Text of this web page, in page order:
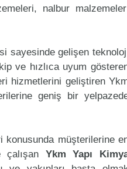
nalbur
sayesinde gelişen
ve hızlıca uyum
hizmetlerini geliştiren
geniş bir
konusunda müşterilerine
Ykm Yapı